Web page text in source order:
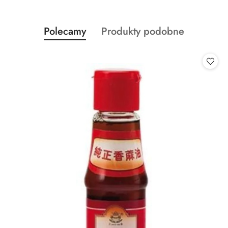
Pomiń karuzelę produktów
Produkty
o
Polecamy
Produkty
Produkty podobne